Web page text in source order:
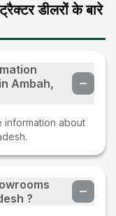
डीलरों के बारे
Ambah,
information about
?